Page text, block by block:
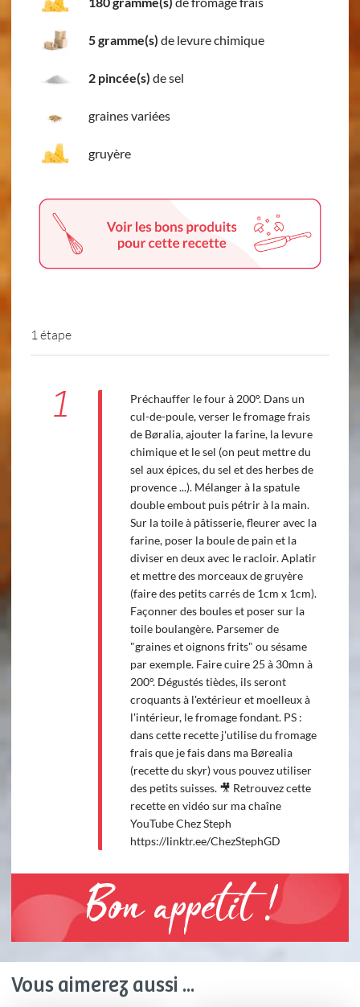
5 gramme(s) de levure chimique
2 pincée(s) de sel
graines variées
gruyère
1 étape
1
Préchauffer le four à 200°. Dans un
cul-de-poule, verser le fromage frais
de Børalia, ajouter la farine, la levure
chimique et le sel (on peut mettre du
sel aux épices, du sel et des herbes de
provence ...). Mélanger à la spatule
double embout puis pétrir à la main.
Sur la toile à pâtisserie, fleurer avec la
farine, poser la boule de pain et la
diviser en deux avec le racloir. Aplatir
et mettre des morceaux de gruyère
(faire des petits carrés de 1cm x 1cm).
Façonner des boules et poser sur la
toile boulangère. Parsemer de
"graines et oignons frits" ou sésame
par exemple. Faire cuire 25 à 30mn à
200°. Dégustés tièdes, ils seront
croquants à l'extérieur et moelleux à
l'intérieur, le fromage fondant. PS :
dans cette recette j'utilise du fromage
frais que je fais dans ma Børealia
(recette du skyr) vous pouvez utiliser
des petits suisses. 🎥 Retrouvez cette
recette en vidéo sur ma chaîne
YouTube Chez Steph
https://linktr.ee/ChezStephGD
Bon appétit !
Vous aimerez aussi ...